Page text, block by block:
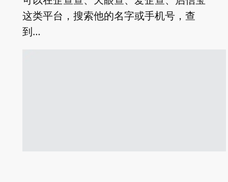
这类平台，搜索他的名字或手机号，查
到…